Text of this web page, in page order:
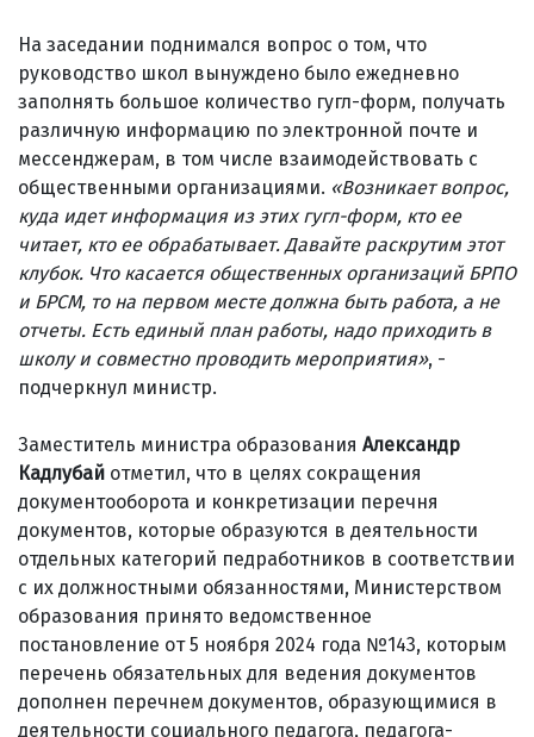
На заседании поднимался вопрос о том, что
руководство школ вынуждено было ежедневно
заполнять большое количество гугл-форм, получать
различную информацию по электронной почте и
мессенджерам, в том числе взаимодействовать с
общественными организациями. «Возникает вопрос,
куда идет информация из этих гугл-форм, кто ее
читает, кто ее обрабатывает. Давайте раскрутим этот
клубок. Что касается общественных организаций БРПО
и БРСМ, то на первом месте должна быть работа, а не
отчеты. Есть единый план работы, надо приходить в
школу и совместно проводить мероприятия», -
подчеркнул министр.
Заместитель министра образования Александр
Кадлубай отметил, что в целях сокращения
документооборота и конкретизации перечня
документов, которые образуются в деятельности
отдельных категорий педработников в соответствии
с их должностными обязанностями, Министерством
образования принято ведомственное
постановление от 5 ноября 2024 года №143, которым
перечень обязательных для ведения документов
дополнен перечнем документов, образующимися в
деятельности социального педагога, педагога-